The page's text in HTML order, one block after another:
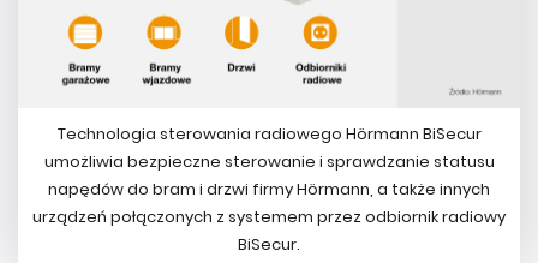
Technologia sterowania radiowego Hörmann BiSecur
umożliwia bezpieczne sterowanie i sprawdzanie statusu
napędów do bram i drzwi firmy Hörmann, a także innych
urządzeń połączonych z systemem przez odbiornik radiowy
BiSecur.